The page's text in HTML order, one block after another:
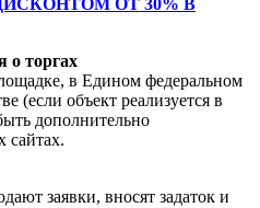
ОТ 30% В
о торгах
в Едином федеральном
(если объект реализуется в
дополнительно
сайтах.
заявки, вносят задаток и